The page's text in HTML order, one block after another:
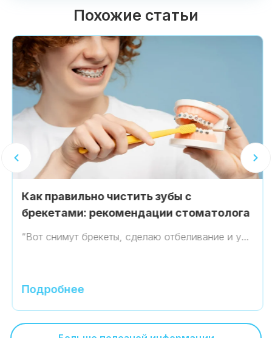
Похожие статьи
Как правильно чистить зубы с
брекетами: рекомендации стоматолога
“Вот снимут брекеты, сделаю отбеливание и у…
Подробнее